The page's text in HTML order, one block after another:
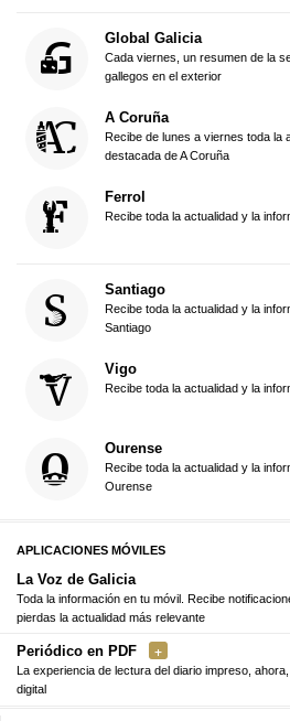
Global Galicia
Cada viernes, un resumen de la
gallegos en el exterior
A Coruña
Recibe de lunes a viernes toda la
destacada de A Coruña
Ferrol
Recibe toda la actualidad y la
Santiago
Recibe toda la actualidad y la
Santiago
Vigo
Recibe toda la actualidad y la
Ourense
Recibe toda la actualidad y la
Ourense
APLICACIONES MÓVILES
La Voz de Galicia
Toda la información en tu móvil. Recibe
pierdas la actualidad más relevante
Periódico en PDF
La experiencia de lectura del diario impreso,
digital